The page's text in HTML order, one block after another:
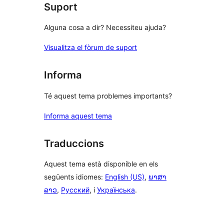
Suport
Alguna cosa a dir? Necessiteu ajuda?
Visualitza el fòrum de suport
Informa
Té aquest tema problemes importants?
Informa aquest tema
Traduccions
Aquest tema està disponible en els
següents idiomes: English (US), ພາສາ
ລາວ, Русский, i Українська.